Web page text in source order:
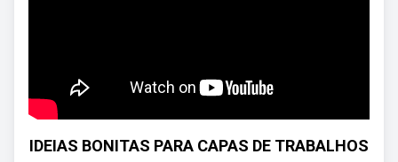
IDEIAS BONITAS PARA CAPAS DE TRABALHOS